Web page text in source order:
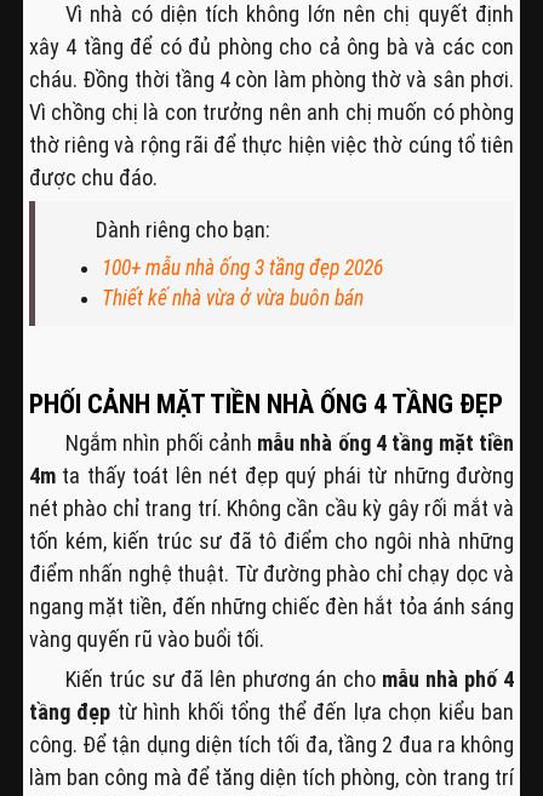
Vì nhà có diện tích không lớn nên chị quyết định
xây 4 tầng để có đủ phòng cho cả ông bà và các con
cháu. Đồng thời tầng 4 còn làm phòng thờ và sân phơi.
Vì chồng chị là con trưởng nên anh chị muốn có phòng
thờ riêng và rộng rãi để thực hiện việc thờ cúng tổ tiên
được chu đáo.
Dành riêng cho bạn:
100+ mẫu nhà ống 3 tầng đẹp 2026
Thiết kế nhà vừa ở vừa buôn bán
PHỐI CẢNH MẶT TIỀN NHÀ ỐNG 4 TẦNG ĐẸP
Ngắm nhìn phối cảnh mẫu nhà ống 4 tầng mặt tiền
4mta thấy toát lên nét đẹp quý phái từ những đường
nét phào chỉ trang trí. Không cần cầu kỳ gây rối mắt và
tốn kém, kiến trúc sư đã tô điểm cho ngôi nhà những
điểm nhấn nghệ thuật. Từ đường phào chỉ chạy dọc và
ngang mặt tiền, đến những chiếc đèn hắt tỏa ánh sáng
vàng quyến rũ vào buổi tối.
Kiến trúc sư đã lên phương án cho mẫu nhà phố 4
tầng đẹp từ hình khối tổng thể đến lựa chọn kiểu ban
công. Để tận dụng diện tích tối đa, tầng 2 đua ra không
làm ban công mà để tăng diện tích phòng, còn trang trí